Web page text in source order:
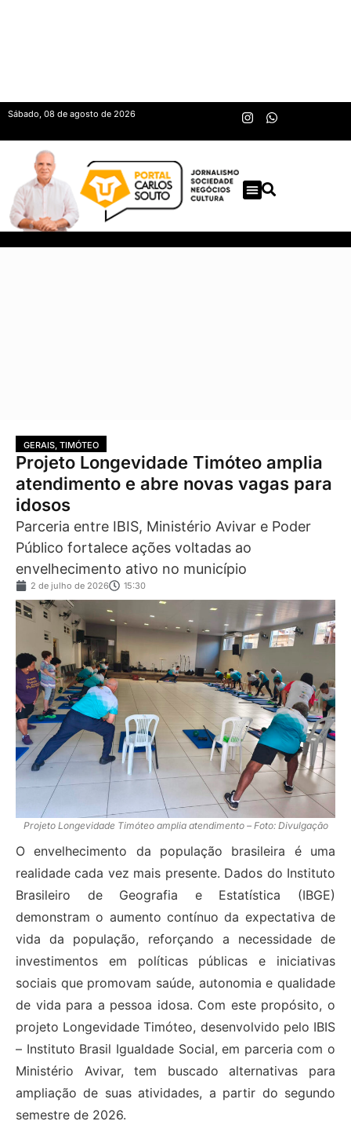
Sábado, 08 de agosto de 2026
GERAIS, TIMÓTEO
Projeto Longevidade Timóteo amplia
atendimento e abre novas vagas para
idosos
Parceria entre IBIS, Ministério Avivar e Poder
Público fortalece ações voltadas ao
envelhecimento ativo no município
2 de julho de 2026 15:30
Projeto Longevidade Timóteo amplia atendimento – Foto: Divulgação
O envelhecimento da população brasileira é uma
realidade cada vez mais presente. Dados do Instituto
Brasileiro de Geografia e Estatística (IBGE)
demonstram o aumento contínuo da expectativa de
vida da população, reforçando a necessidade de
investimentos em políticas públicas e iniciativas
sociais que promovam saúde, autonomia e qualidade
de vida para a pessoa idosa. Com este propósito, o
projeto Longevidade Timóteo, desenvolvido pelo IBIS
– Instituto Brasil Igualdade Social, em parceria com o
Ministério Avivar, tem buscado alternativas para
ampliação de suas atividades, a partir do segundo
semestre de 2026.